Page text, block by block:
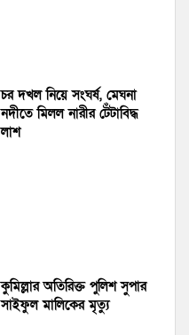
চর দখল নিয়ে সংঘর্ষ, মেঘনা
নদীতে মিলল নারীর টেঁটাবিদ্ধ
লাশ
কুমিল্লার অতিরিক্ত পুলিশ সুপার
সাইফুল মালিকের মৃত্যু